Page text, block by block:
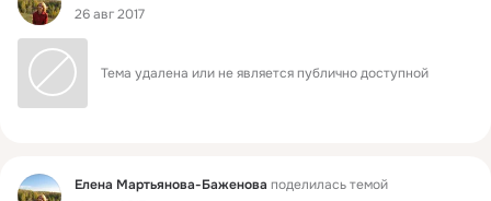
26 авг 2017
Тема удалена или не является публично доступной
Фид Елена Мартьянова-Баженова поделилась темой